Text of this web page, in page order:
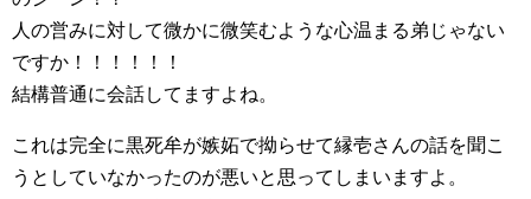
人の営みに対して微かに微笑むような心温まる弟じゃない
ですか！！！！！！
結構普通に会話してますよね。
これは完全に黒死牟が嫉妬で拗らせて縁壱さんの話を聞こ
うとしていなかったのが悪いと思ってしまいますよ。